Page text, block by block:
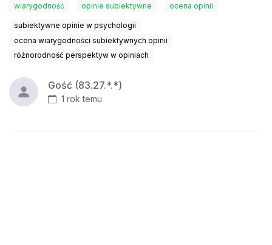
wiarygodność opinie subiektywne ocena opinii
subiektywne opinie w psychologii
ocena wiarygodności subiektywnych opinii
różnorodność perspektyw w opiniach
Gość (83.27.*.*)
1 rok temu